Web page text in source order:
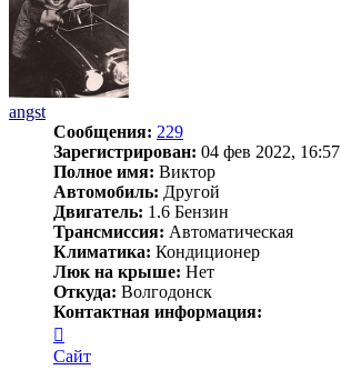
angst
Сообщения: 229
Зарегистрирован: 04 фев 2022, 16:57
Полное имя: Виктор
Автомобиль: Другой
Двигатель: 1.6 Бензин
Трансмиссия: Автоматическая
Климатика: Кондиционер
Люк на крыше: Нет
Откуда: Волгодонск
Контактная информация:
информация
Сайт